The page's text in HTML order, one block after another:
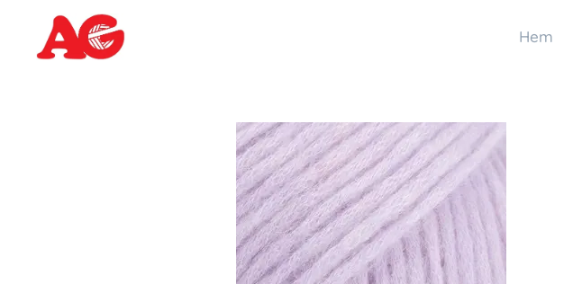
Hem